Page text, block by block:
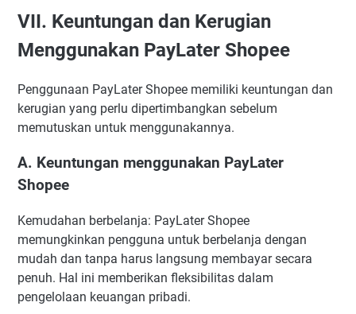
VII. Keuntungan dan Kerugian
Menggunakan PayLater Shopee
Penggunaan PayLater Shopee memiliki keuntungan dan
kerugian yang perlu dipertimbangkan sebelum
memutuskan untuk menggunakannya.
A. Keuntungan menggunakan PayLater
Shopee
Kemudahan berbelanja: PayLater Shopee
memungkinkan pengguna untuk berbelanja dengan
mudah dan tanpa harus langsung membayar secara
penuh. Hal ini memberikan fleksibilitas dalam
pengelolaan keuangan pribadi.